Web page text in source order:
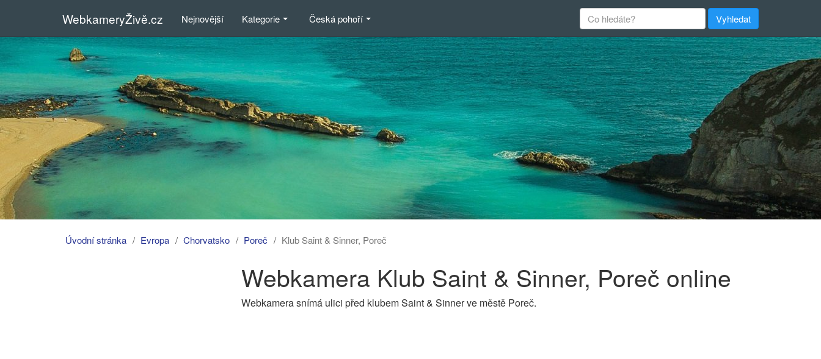
WebkameryŽivě.cz Nejnovější Kategorie Česká pohoří
Úvodní stránka Evropa Chorvatsko Poreč Klub Saint & Sinner, Poreč
Webkamera Klub Saint & Sinner, Poreč online
Webkamera snímá ulici před klubem Saint & Sinner ve městě Poreč.